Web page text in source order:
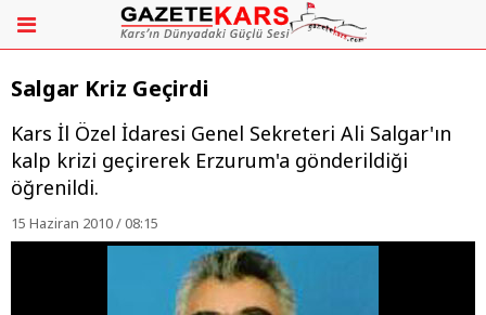
Salgar Kriz Geçirdi
Kars İl Özel İdaresi Genel Sekreteri Ali Salgar'ın
kalp krizi geçirerek Erzurum'a gönderildiği
öğrenildi.
15 Haziran 2010 / 08:15